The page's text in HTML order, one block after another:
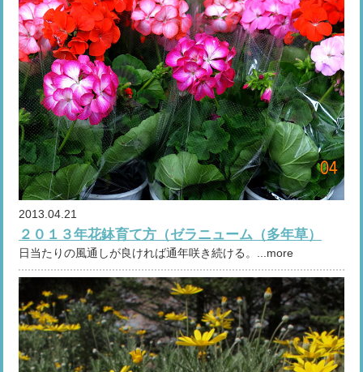
2013.04.21
２０１３年花鉢育て方（ゼラニューム（多年草）
日当たりの風通しが良ければ通年咲き続ける。...more